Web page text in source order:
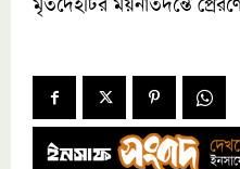
মৃতদেহটির ময়নাতদন্তে